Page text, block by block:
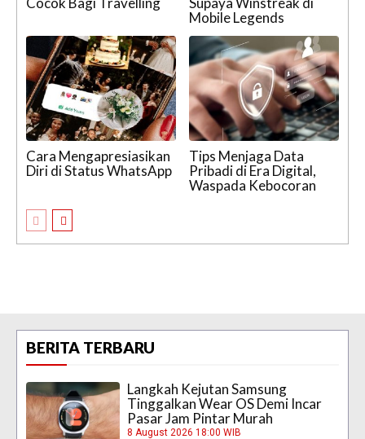
Mobile Legends
Cara Mengapresiasikan
Diri di Status WhatsApp
Tips Menjaga Data
Pribadi di Era Digital,
Waspada Kebocoran
BERITA TERBARU
Langkah Kejutan Samsung
Tinggalkan Wear OS Demi Incar
Pasar Jam Pintar Murah
8 August 2026 18:00 WIB